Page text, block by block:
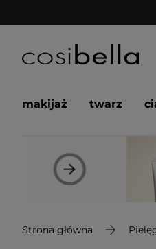
makijaż twarz
Strona główna